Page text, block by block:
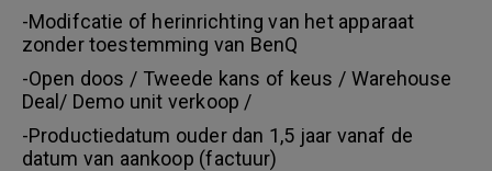
-Modifcatie of herinrichting van het apparaat
zonder toestemming van BenQ
-Open doos / Tweede kans of keus / Warehouse
Deal/ Demo unit verkoop /
-Productiedatum ouder dan 1,5 jaar vanaf de
datum van aankoop (factuur)